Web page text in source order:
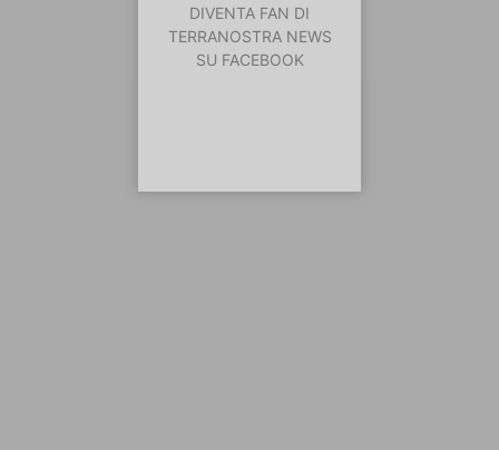
DIVENTA FAN DI
TERRANOSTRA NEWS
SU FACEBOOK